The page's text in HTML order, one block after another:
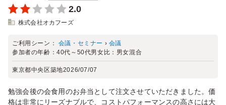
2.0
株式会社オカフーズ
ご利用シーン： 会議・セミナー › 会議
参加者の年齢：40代～50代男女比： 男女混合
東京都中央区築地2026/07/07
勉強会後の会食用のお弁当として注文させていただきました。価
格は非常にリーズナブルで、コストパフォーマンスの高さには大